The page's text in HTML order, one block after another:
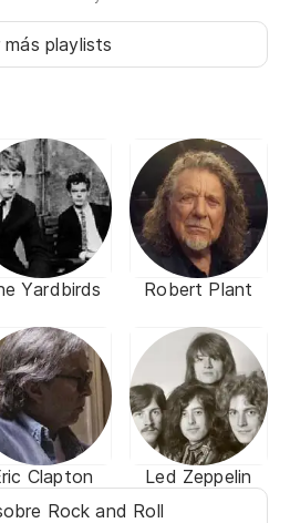
más playlists
Yardbirds Robert Plant
Clapton
Led Zeppelin
Rock and Roll